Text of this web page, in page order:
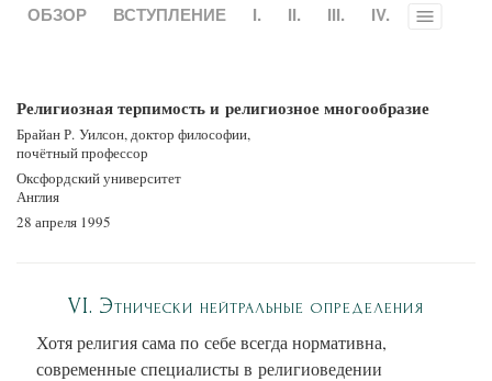
ОБЗОР ВСТУПЛЕНИЕ I. II. III. IV. Toggle
Религиозная терпимость и религиозное многообразие
Брайан Р. Уилсон, доктор философии,
почётный профессор
Оксфордский университет
Англия
28 апреля 1995
VI. Этнически нейтральные определения
Хотя религия сама по себе всегда нормативна,
современные специалисты в религиоведении